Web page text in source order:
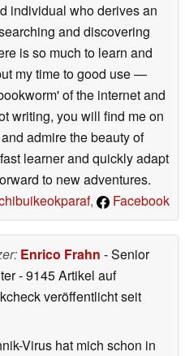
individual who derives an
and discovering
is so much to learn and
my time to good use —
of the internet and
writing, you will find me on
admire the beauty of
learner and quickly adapt
to new adventures.
, Facebook
Enrico Frahn - Senior
- 9145 Artikel auf
veröffentlichtseit
Virus hat mich schon in